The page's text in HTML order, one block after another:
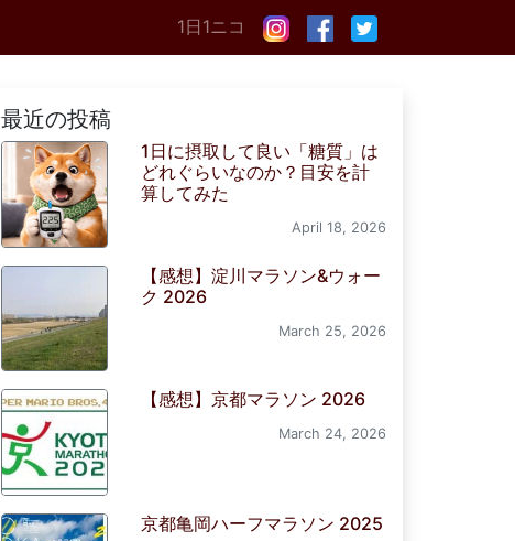
1日1ニコ
最近の投稿
1日に摂取して良い「糖質」は
どれぐらいなのか？目安を計
算してみた
April 18, 2026
【感想】淀川マラソン&ウォー
ク 2026
March 25, 2026
【感想】京都マラソン 2026
March 24, 2026
京都亀岡ハーフマラソン 2025